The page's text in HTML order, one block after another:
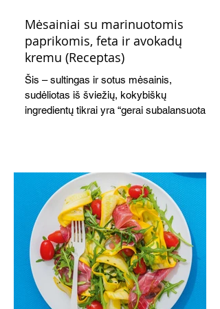
Mėsainiai su marinuotomis
paprikomis, feta ir avokadų
kremu (Receptas)
Šis – sultingas ir sotus mėsainis,
sudėliotas iš šviežių, kokybiškų
ingredientų tikrai yra “gerai subalansuotas
vakarienei, o ypač – visiems vasaros
susibėgimams ant pievelės prie namų.
Nepamirškite ir gėrimų. Prie šio mėsainio
skaniai dera gaivus aviečių ir apelsinų
kokteilis.